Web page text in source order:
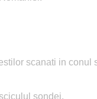
scanati in conul
sondei.